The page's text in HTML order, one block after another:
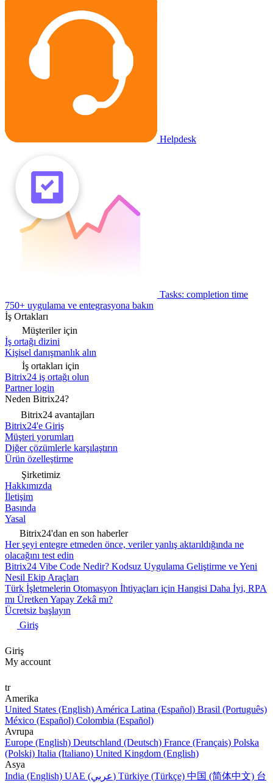
Helpdesk
Tasks: completion time
750+ uygulama ve entegrasyona bakın
İş Ortakları
Müşteriler için
İş ortağı dizini
Kişisel danışmanlık alın
İş ortakları için
Bitrix24 iş ortağı olun
Partner login
Neden Bitrix24?
Bitrix24 avantajları
Bitrix24'e Giriş
Müşteri yorumları
Diğer çözümlerle karşılaştırın
Ürün özelleştirme
Şirketimiz
Hakkımızda
İletişim
Basında
Yasal
Bitrix24'dan en son haberler
Her şeyi entegre etmeden önce, veriler yanlış aktarıldığında ne
olacağını test edin
Bitrix24 Vibe Code Nedir? Kodsuz Uygulama Geliştirme ve Yeni
Nesil Ekip Araçları
Türk İşletmelerin Otomasyon İhtiyaçları için Hangisi Daha İyi, RPA
mı Üretken Yapay Zekâ mı?
Ücretsiz başlayın
Giriş
Giriş
My account
tr
Amerika
United States (English) América Latina (Español) Brasil (Português)
México (Español) Colombia (Español)
Avrupa
Europe (English) Deutschland (Deutsch) France (Français) Polska
(Polski) Italia (Italiano) United Kingdom (English)
Asya
India (English)
UAE (عربي) Türkiye (Türkçe) 中国 (简体中文) 台